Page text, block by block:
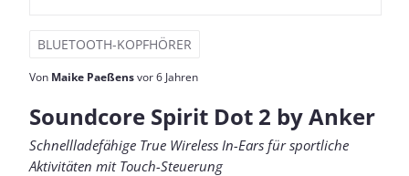
BLUETOOTH-KOPFHÖRER
Von Maike Paeßensvor 6 Jahren
Soundcore Spirit Dot 2 by Anker
Schnellladefähige True Wireless In-Ears für sportliche
Aktivitäten mit Touch-Steuerung